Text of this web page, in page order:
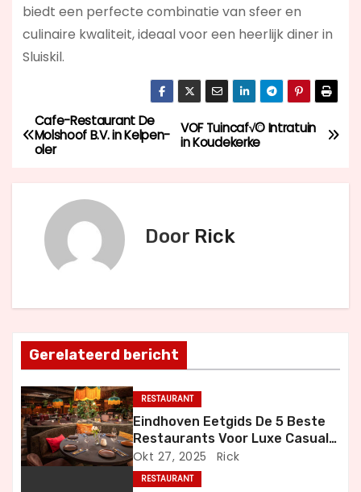
biedt een perfecte combinatie van sfeer en
culinaire kwaliteit, ideaal voor een heerlijk diner in
Sluiskil.
B
e
t
n
a
v
i
VOF Tuincaf√© Intratuin
in Koudekerke
Cafe-Restaurant De
Molshoof B.V. in Kelpen-
oler
Door Rick
Gerelateerd bericht
RESTAURANT
Eindhoven Eetgids De 5 Beste
Restaurants Voor Luxe Casual
en Bijzondere Momenten
Okt 27, 2025 Rick
RESTAURANT